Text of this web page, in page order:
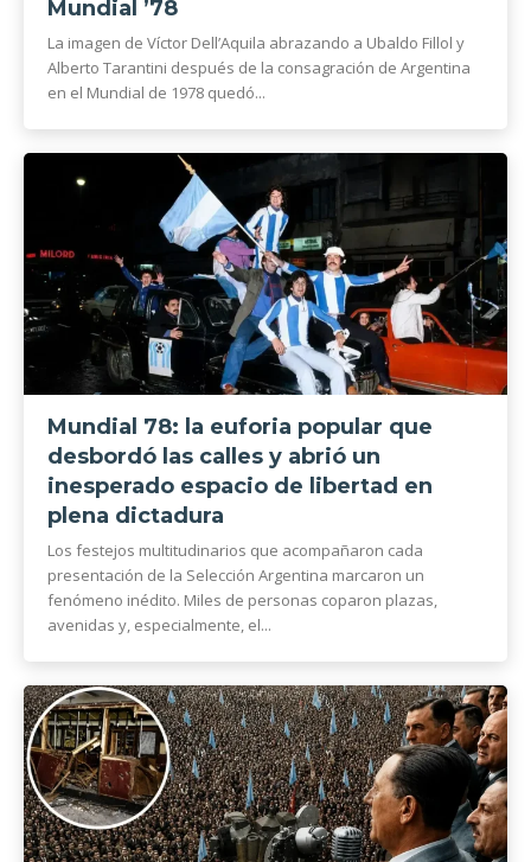
Mundial ’78
La imagen de Víctor Dell’Aquila abrazando a Ubaldo Fillol y
Alberto Tarantini después de la consagración de Argentina
en el Mundial de 1978 quedó...
Mundial 78: la euforia popular que
desbordó las calles y abrió un
inesperado espacio de libertad en
plena dictadura
Los festejos multitudinarios que acompañaron cada
presentación de la Selección Argentina marcaron un
fenómeno inédito. Miles de personas coparon plazas,
avenidas y, especialmente, el...